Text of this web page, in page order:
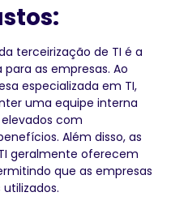
terceirização de TI é a
as empresas. Ao
especializada em TI,
uma equipe interna
com
Além disso, as
geralmente oferecem
que as empresas